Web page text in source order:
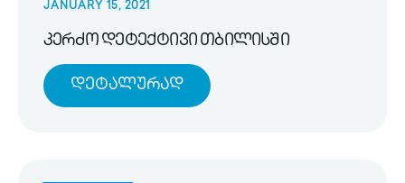
JANUARY 15, 2021
კერძო დეტექტივი თბილისში
Დეტალურად